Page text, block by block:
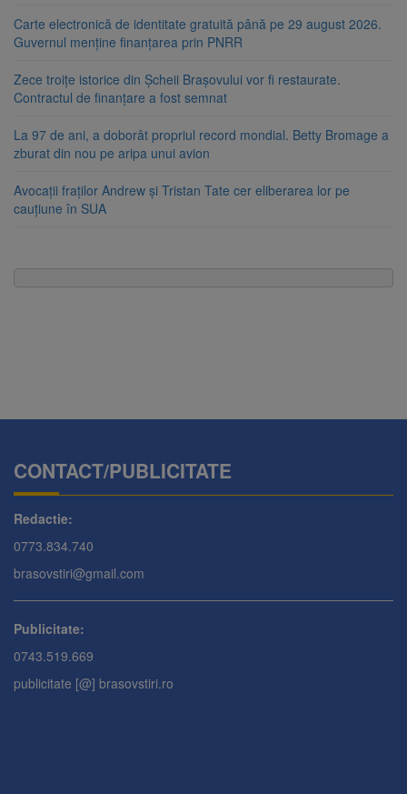
Carte electronică de identitate gratuită până pe 29 august 2026.
Guvernul menține finanțarea prin PNRR
Zece troițe istorice din Șcheii Brașovului vor fi restaurate.
Contractul de finanțare a fost semnat
La 97 de ani, a doborât propriul record mondial. Betty Bromage a
zburat din nou pe aripa unui avion
Avocații fraților Andrew și Tristan Tate cer eliberarea lor pe
cauțiune în SUA
CONTACT/PUBLICITATE
Redactie:
0773.834.740
brasovstiri@gmail.com
Publicitate:
0743.519.669
publicitate [@] brasovstiri.ro